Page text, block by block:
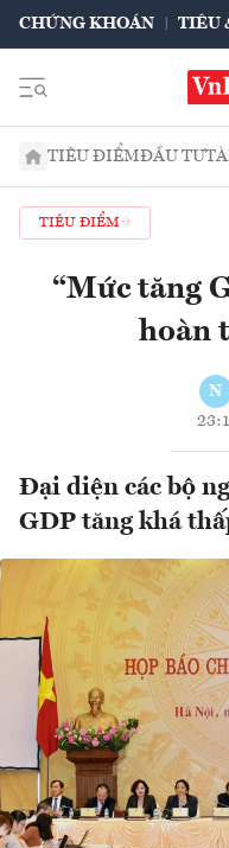
CHỨNG KHOÁN TIÊU
TIÊU ĐIỂMĐẦU TƯ
TIÊU ĐIỂM
“Mức tăng
hoàn
N
Đại diện các bộ
GDP tăng khá